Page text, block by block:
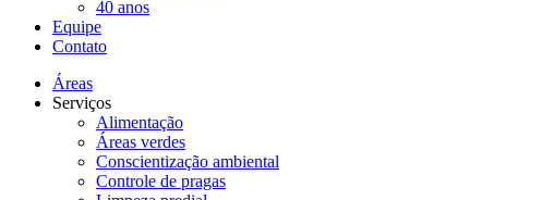
40 anos
Equipe
Contato
Áreas
Serviços
Alimentação
Áreas verdes
Conscientização ambiental
Controle de pragas